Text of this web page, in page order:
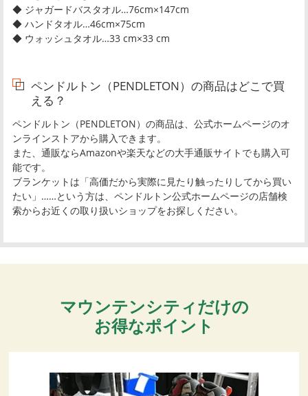
◆ ジャガードバスタオル…76cm×147cm
◆ ハンドタオル…46cm×75cm
◆ ウォッシュタオル…33 cm×33 cm
ペンドルトン（PENDLETON）の商品はどこで買
える？
ペンドルトン（PENDLETON）の商品は、公式ホームページのオ
ンラインストアから購入できます。
また、通販ならAmazonや楽天などの大手通販サイトでも購入可
能です。
ブランケットは「高価だから実際に見たり触ったりしてから買い
たい」……という方は、ペンドルトン公式ホームページの店舗検
索からお近くの取り扱いショップをお探しください。
マウンテンシティだけの
お得なポイント